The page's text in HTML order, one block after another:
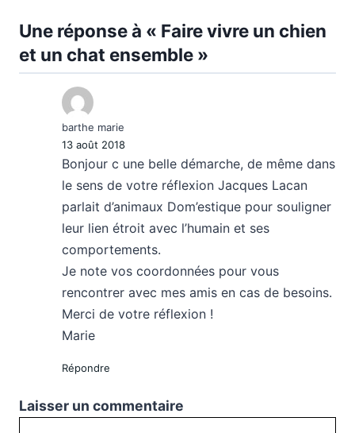
Une réponse à « Faire vivre un chien
et un chat ensemble »
barthe marie
13 août 2018
Bonjour c une belle démarche, de même dans
le sens de votre réflexion Jacques Lacan
parlait d’animaux Dom’estique pour souligner
leur lien étroit avec l’humain et ses
comportements.
Je note vos coordonnées pour vous
rencontrer avec mes amis en cas de besoins.
Merci de votre réflexion !
Marie
Répondre
Laisser un commentaire